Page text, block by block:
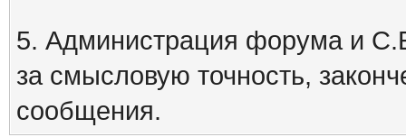
5. Администрация форума и
за смысловую точность,
сообщения.